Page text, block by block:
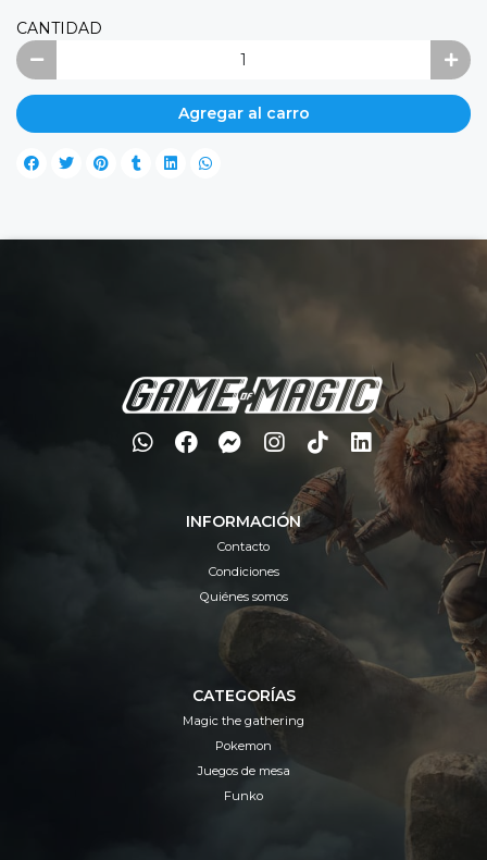
CANTIDAD
Agregar al carro
INFORMACIÓN
Contacto
Condiciones
Quiénes somos
CATEGORÍAS
Magic the gathering
Pokemon
Juegos de mesa
Funko